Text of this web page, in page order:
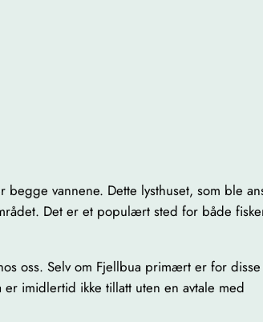
vannene. Dette lysthuset, som ble
Det er et populært sted for både
oss. Selv om Fjellbua primært er for disse
imidlertid ikke tillatt uten en avtale med